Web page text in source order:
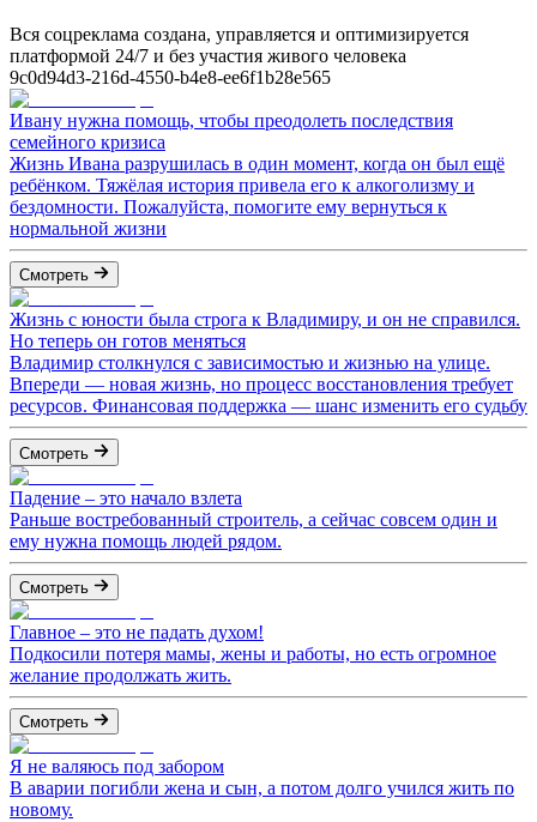
Вся соцреклама создана, управляется и оптимизируется
платформой 24/7 и без участия живого человека
9c0d94d3-216d-4550-b4e8-ee6f1b28e565
Ивану нужна помощь, чтобы преодолеть последствия
семейного кризиса
Жизнь Ивана разрушилась в один момент, когда он был ещё
ребёнком. Тяжёлая история привела его к алкоголизму и
бездомности. Пожалуйста, помогите ему вернуться к
нормальной жизни
Смотреть
Жизнь с юности была строга к Владимиру, и он не справился.
Но теперь он готов меняться
Владимир столкнулся с зависимостью и жизнью на улице.
Впереди — новая жизнь, но процесс восстановления требует
ресурсов. Финансовая поддержка — шанс изменить его судьбу
Смотреть
Падение – это начало взлета
Раньше востребованный строитель, а сейчас совсем один и
ему нужна помощь людей рядом.
Смотреть
Главное – это не падать духом!
Подкосили потеря мамы, жены и работы, но есть огромное
желание продолжать жить.
Смотреть
Я не валяюсь под забором
В аварии погибли жена и сын, а потом долго учился жить по
новому.